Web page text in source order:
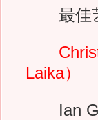
最佳艺
Laika）
Ian